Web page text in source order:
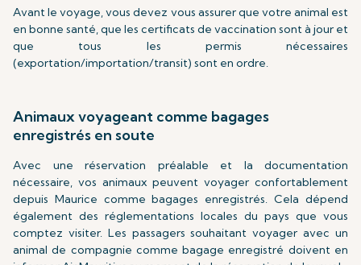
Avant le voyage, vous devez vous assurer que votre animal est
en bonne santé, que les certificats de vaccination sont à jour et
que tous les permis nécessaires
(exportation/importation/transit) sont en ordre.
Animaux voyageant comme bagages
enregistrés en soute
Avec une réservation préalable et la documentation
nécessaire, vos animaux peuvent voyager confortablement
depuis Maurice comme bagages enregistrés. Cela dépend
également des réglementations locales du pays que vous
comptez visiter. Les passagers souhaitant voyager avec un
animal de compagnie comme bagage enregistré doivent en